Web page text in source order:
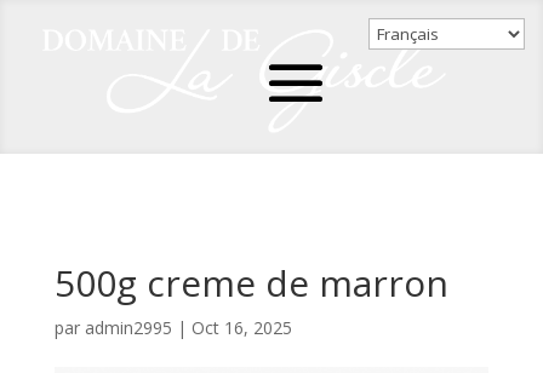
500g creme de marron
par admin2995 | Oct 16, 2025